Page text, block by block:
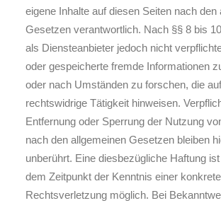
eigene Inhalte auf diesen Seiten nach den
Gesetzen verantwortlich. Nach §§ 8 bis
als Diensteanbieter jedoch nicht
oder gespeicherte fremde Informationen
oder nach Umständen zu forschen, die
rechtswidrige Tätigkeit hinweisen.
Entfernung oder Sperrung der Nutzung
nach den allgemeinen Gesetzen bleiben
unberührt. Eine diesbezügliche Haftung
dem Zeitpunkt der Kenntnis einer
Rechtsverletzung möglich. Bei